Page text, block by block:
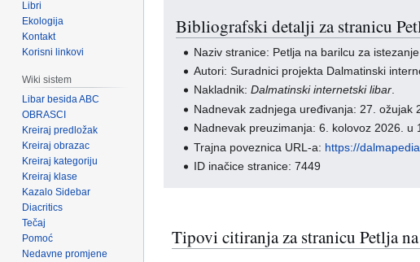
Bibliografski detalji za stranicu
Naziv stranice: Petlja na barilcu za
Autori: Suradnici projekta Dalmatinski
Nakladnik:Dalmatinski internetski libar.
Nadnevak zadnjega uređivanja: 27. ožujak
Nadnevak preuzimanja: 6. kolovoz 2026. u
Trajna poveznica URL-a: https://
ID inačice stranice: 7449
Tipovi citiranja za stranicu Petlja
Libri
Ekologija
Kontakt
Korisni linkovi
Wiki sistem
Libar besida ABC
OBRASCI
Kreiraj predložak
Kreiraj obrazac
Kreiraj kategoriju
Kreiraj klase
Kazalo Sidebar
Diacritics
Tečaj
Pomoć
Nedavne promjene